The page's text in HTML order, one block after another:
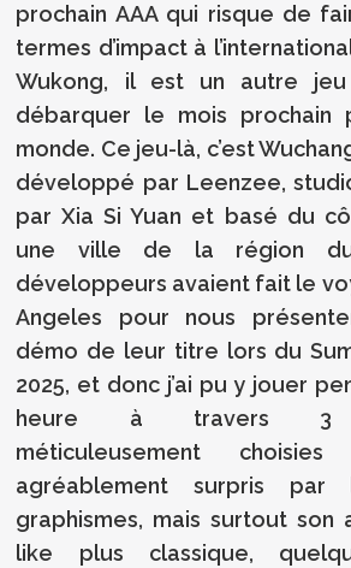
prochain AAA qui risque de
termes d’impact à
Wukong, il est un autre
débarquer le mois prochain
monde. Ce jeu-là, c’est
développé par Leenzee,
par Xia Si Yuan et basé du
une ville de la région du
développeurs avaient fait le
Angeles pour nous
démo de leur titre lors du
2025, et donc j’ai pu y jouer
heure à travers 3
méticuleusement
agréablement surpris par
graphismes, mais surtout son
like plus classique,